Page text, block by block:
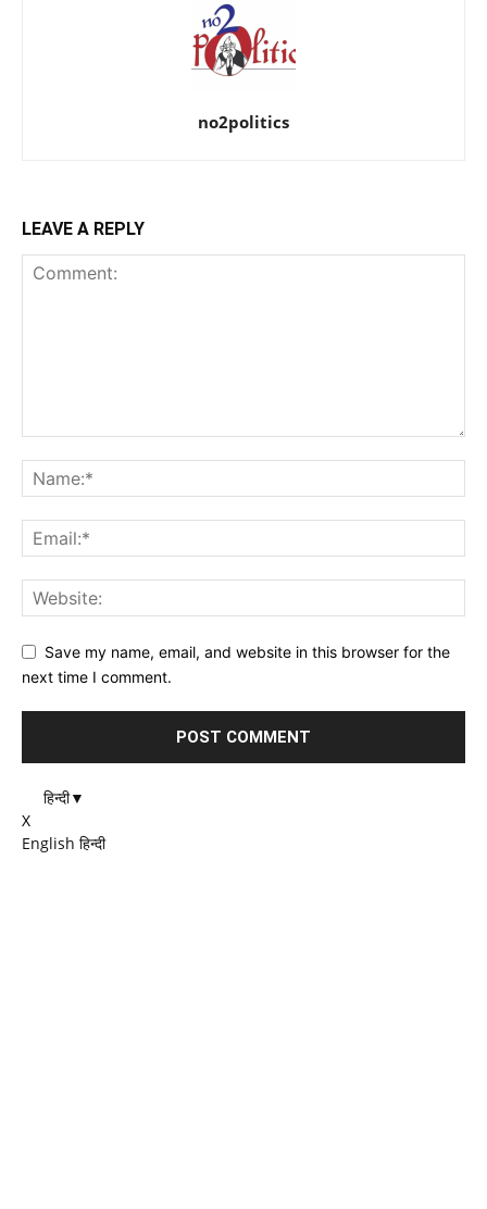
no2politics
LEAVE A REPLY
Save my name, email, and website in this browser for the
next time I comment.
हिन्दी▼
X
English हिन्दी